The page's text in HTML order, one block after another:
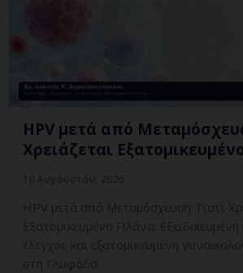
HPV μετά από
Χρειάζεται
HPV μετά από Μεταμόσχευση: Γιατί
Εξατομικευμένο Πλάνο;
έλεγχος και εξατομικευμένη
στη Γλυφάδα.